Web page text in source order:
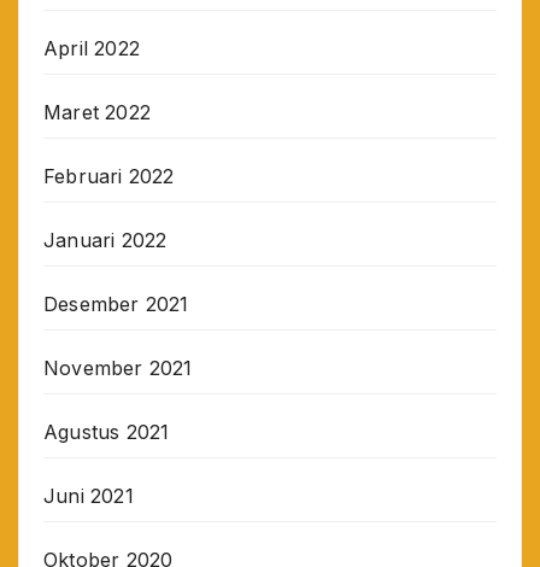
April 2022
Maret 2022
Februari 2022
Januari 2022
Desember 2021
November 2021
Agustus 2021
Juni 2021
Oktober 2020